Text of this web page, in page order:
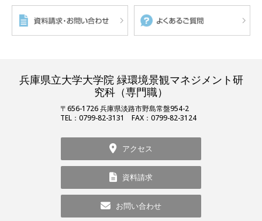
兵庫県立大学大学院 緑環境景観マネジメント研
究科（専門職）
〒656-1726 兵庫県淡路市野島常盤954-2
TEL：0799-82-3131 FAX：0799-82-3124
アクセス
資料請求
お問い合わせ